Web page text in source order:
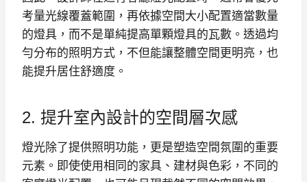
考量光線覆蓋範圍，再依據空間大小配置適當數量
的燈具，而不是單純提高單顆燈具的瓦數。透過均
勻分布的照明方式，不但能讓整體空間更明亮，也
能提升居住舒適度。
2. 提升室內設計的空間層次感
燈光除了提供照明功能，更是塑造空間氛圍的重要
元素。即使使用相同的家具、建材與色彩，不同的